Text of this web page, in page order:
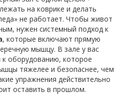
на коврике и делать
не работает. Чтобы живот
нужен системный подход к
, которые включают прямую
мышцу. В зале у вас
к оборудованию, которое
тяжелее и безопаснее, чем
упражнения действительно
оставить в прошлом.